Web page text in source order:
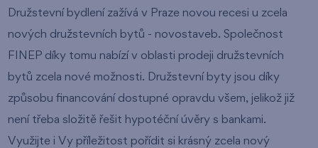
Družstevní bydlení zažívá v Praze novou recesi u zcela
nových družstevních bytů - novostaveb. Společnost
FINEP díky tomu nabízí v oblasti prodeji družstevních
bytů zcela nové možnosti. Družstevní byty jsou díky
způsobu financování dostupné opravdu všem, jelikož již
není třeba složitě řešit hypotéční úvěry s bankami.
Využijte i Vy příležitost pořídit si krásný zcela nový